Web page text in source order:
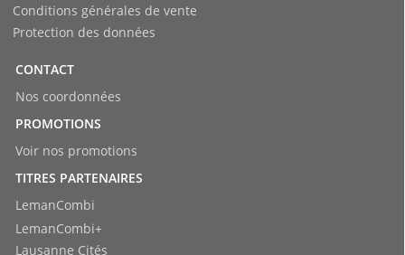
Conditions générales de vente
Protection des données
CONTACT
Nos coordonnées
PROMOTIONS
Voir nos promotions
TITRES PARTENAIRES
LemanCombi
LemanCombi+
Lausanne Cités